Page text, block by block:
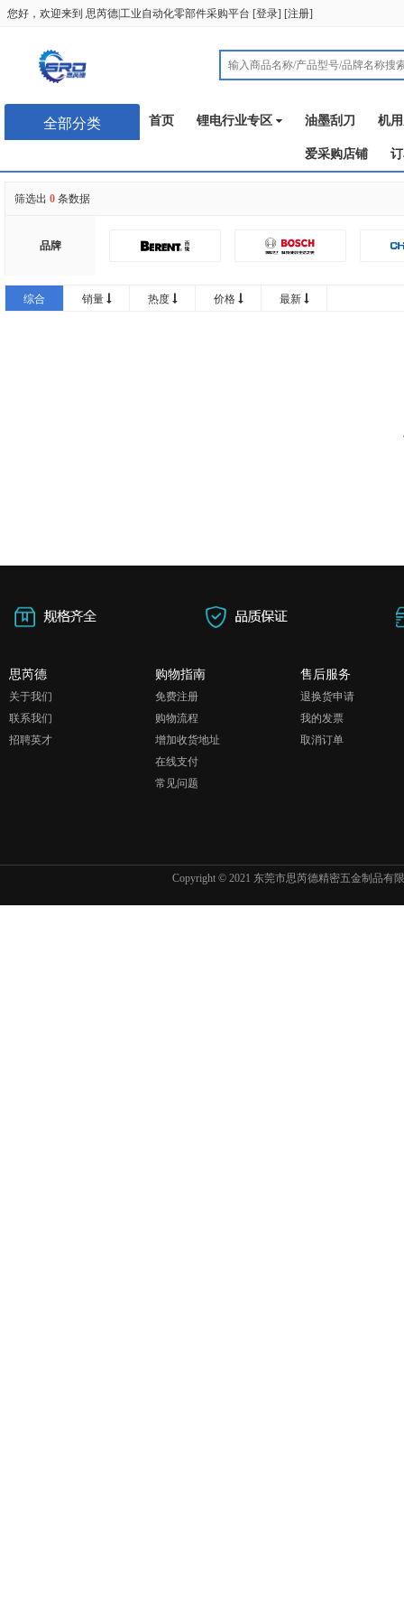
您好，欢迎来到 思芮德|工业自动化零部件采购平台 [登录] [注册]
全部分类 首页 锂电行业专区 油墨刮刀 机
爱采购店铺
筛选出 0 条数据
品牌
润普
综合 销量 热度 价格 最新
思芮德
关于我们
联系我们
招聘英才
购物指南
免费注册
购物流程
增加收货地址
在线支付
常见问题
售后服务
退换货申请
我的发票
取消订单
Copyright © 2021 东莞市思芮德精密五金制品有